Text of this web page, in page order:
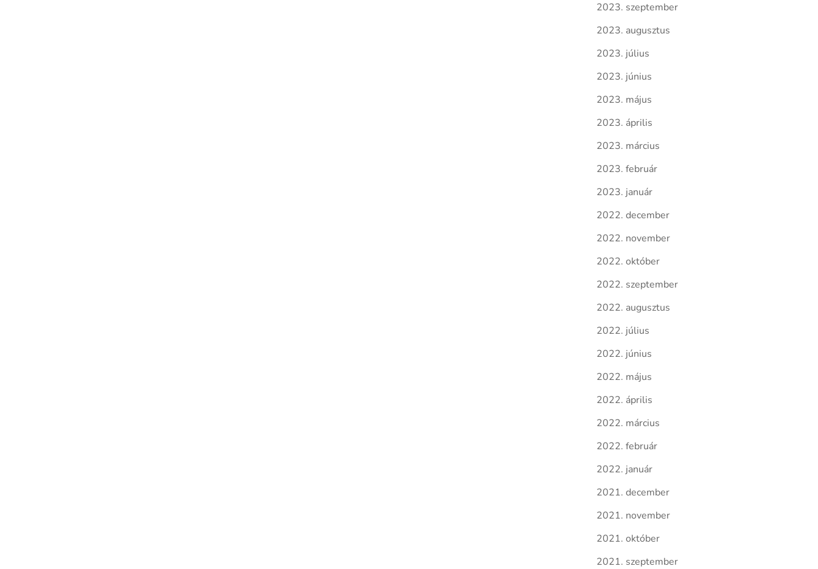
2023. szeptember
2023. augusztus
2023. július
2023. június
2023. május
2023. április
2023. március
2023. február
2023. január
2022. december
2022. november
2022. október
2022. szeptember
2022. augusztus
2022. július
2022. június
2022. május
2022. április
2022. március
2022. február
2022. január
2021. december
2021. november
2021. október
2021. szeptember